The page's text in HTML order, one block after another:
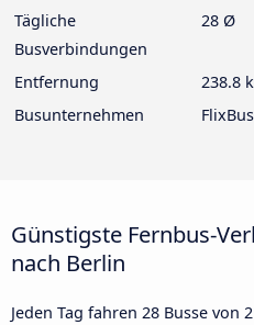
Tägliche
Busverbindungen
28 Ø
Entfernung
238.8
Busunternehmen
Günstigste Fernbus-
nach Berlin
Jeden Tag fahren 28 Busse von